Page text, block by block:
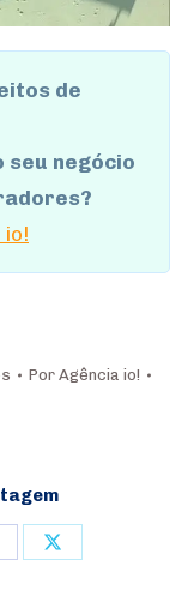
de
seu negócio
io!
Por Agência io!
Share